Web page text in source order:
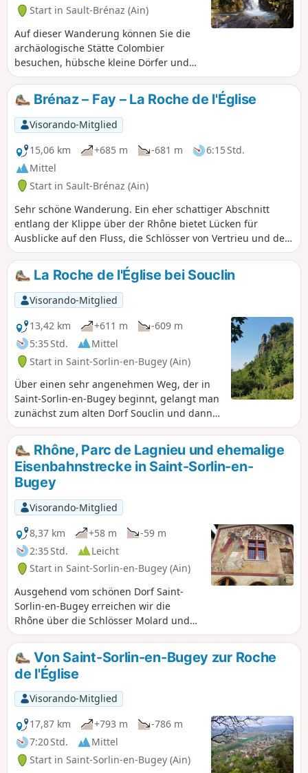
Start in Sault-Brénaz (Ain)
Auf dieser Wanderung können Sie die
archäologische Stätte Colombier
besuchen, hübsche kleine Dörfer und
bemerkenswerte Aussichtspunkte (Croix
du Grassonnet) genießen, im Unterholz
die Grange Mignaval und in einer
wilden Umgebung einen
ungewöhnlichen alten Tuffsteinbruch
entdecken, wunderschöne kleine
Wasserfälle beobachten, natürliche
Whirlpools an den Bächen Crot au Gay
und Rhéby, und ganz nah an die
Demoiselles de Villebois herankommen,
hübsche Felsformationen. Siehe:
Praktische Informationen
Brénaz – Fay – La Roche de l'Église
Visorando-Mitglied
15,06 km
+685 m -681 m
6:15 Std.
Mittel
Start in Sault-Brénaz (Ain)
Sehr schöne Wanderung. Ein eher schattiger Abschnitt
entlang der Klippe über der Rhône bietet Lücken für
Ausblicke auf den Fluss, die Schlösser von Vertrieu und den
Großraum Lyon. Die beiden höchsten Punkte der
Wanderung (760 m), auf Höhe der Antennen von Les
Rochettes oder des Startplatzes für Gleitschirmflieger sowie
auf Höhe des Felsvorsprungs Roche de l'Église, bieten
wunderschöne Ausblicke auf die Rhône, das Vallée Bleue
und die Alpen. Sie werden auch die schönen Passagen im
Unterholz zu schätzen wissen.
La Roche de l'Église bei Souclin
Visorando-Mitglied
13,42 km
+611 m
-609 m
5:35 Std.
Mittel
Start in Saint-Sorlin-en-Bugey (Ain)
Über einen sehr angenehmen Weg, der in
Saint-Sorlin-en-Bugey beginnt, gelangt man
zunächst zum alten Dorf Souclin und dann
zur Roche de l'Église, die es überragt. Diese
Wanderung wird Liebhabern alter Steine
gefallen: alte Dörfer und Wege, die oft von
zeitlosen Steinmauern gesäumt sind. Diese
Route führt nur über wenige asphaltierte
Straßen und bietet zahlreiche Ausblicke auf
die Rhône zwischen Bouvesse und Vertrieu,
auf den Norden der Isère und bei schönem
Wetter sogar auf Lyon.
Rhône, Parc de Lagnieu und ehemalige
Eisenbahnstrecke in Saint-Sorlin-en-
Bugey
Visorando-Mitglied
8,37 km
+58 m
-59 m
2:35 Std.
Leicht
Start in Saint-Sorlin-en-Bugey (Ain)
Ausgehend vom schönen Dorf Saint-
Sorlin-en-Bugey erreichen wir die
Rhône über die Schlösser Molard und
Durandière, folgen der ViaRhôna,
passieren die stolzen Ruinen des
Taubenschlags der ehemaligen
mittelalterlichen Leprakolonie und
durchqueren dann den öffentlichen
Park von Lagnieu, um entlang der
ehemaligen Eisenbahnstrecke, die zu
einem Fußweg umgebaut wurde, zu
unserem Ausgangspunkt
zurückzukehren.
Von Saint-Sorlin-en-Bugey zur Roche
de l'Église
Visorando-Mitglied
17,87 km
+793 m
-786 m
7:20 Std.
Mittel
Start in Saint-Sorlin-en-Bugey (Ain)